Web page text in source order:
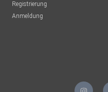
Registrierung
Anmeldung